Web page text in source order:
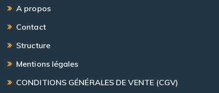
A propos
Contact
Structure
Mentions légales
CONDITIONS GÉNÉRALES DE VENTE (CGV)